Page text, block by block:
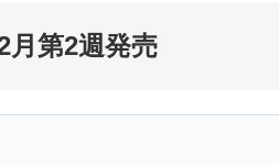
第2週発売